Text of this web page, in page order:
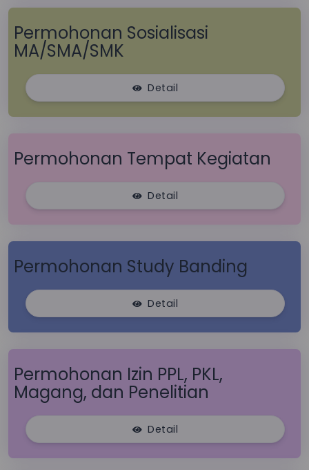
Permohonan Sosialisasi
MA/SMA/SMK
Detail
Permohonan Tempat Kegiatan
Detail
Permohonan Study Banding
Detail
Permohonan Izin PPL, PKL,
Magang, dan Penelitian
Detail